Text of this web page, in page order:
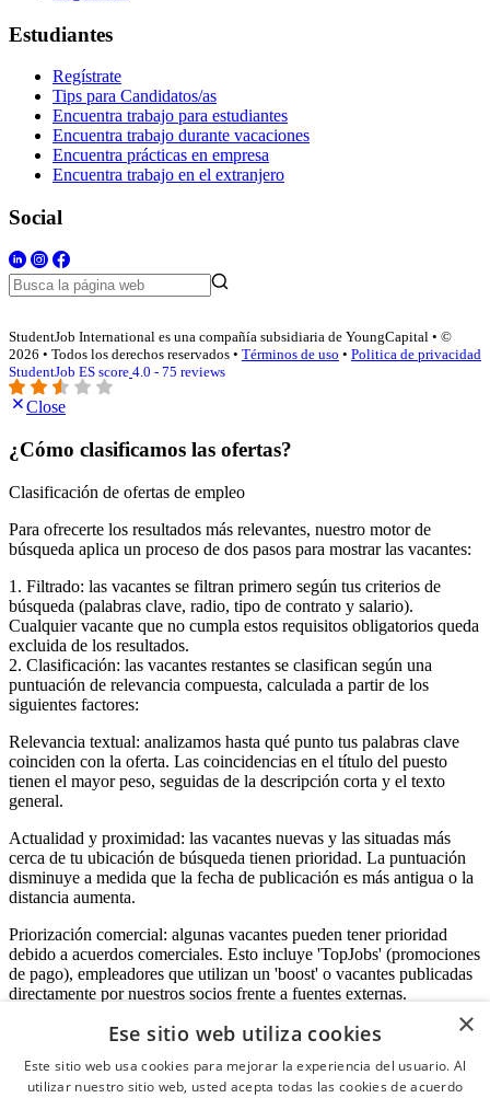
Estudiantes
Regístrate
Tips para Candidatos/as
Encuentra trabajo para estudiantes
Encuentra trabajo durante vacaciones
Encuentra prácticas en empresa
Encuentra trabajo en el extranjero
Social
StudentJob International es una compañía subsidiaria de YoungCapital • ©
2026 • Todos los derechos reservados • Términos de uso • Politica de privacidad
StudentJob ES score 4.0 - 75 reviews
Close
¿Cómo clasificamos las ofertas?
Clasificación de ofertas de empleo
Para ofrecerte los resultados más relevantes, nuestro motor de
búsqueda aplica un proceso de dos pasos para mostrar las vacantes:
1. Filtrado: las vacantes se filtran primero según tus criterios de
búsqueda (palabras clave, radio, tipo de contrato y salario).
Cualquier vacante que no cumpla estos requisitos obligatorios queda
excluida de los resultados.
2. Clasificación: las vacantes restantes se clasifican según una
puntuación de relevancia compuesta, calculada a partir de los
siguientes factores:
Relevancia textual: analizamos hasta qué punto tus palabras clave
coinciden con la oferta. Las coincidencias en el título del puesto
tienen el mayor peso, seguidas de la descripción corta y el texto
general.
Actualidad y proximidad: las vacantes nuevas y las situadas más
cerca de tu ubicación de búsqueda tienen prioridad. La puntuación
disminuye a medida que la fecha de publicación es más antigua o la
distancia aumenta.
Priorización comercial: algunas vacantes pueden tener prioridad
debido a acuerdos comerciales. Esto incluye 'TopJobs' (promociones
de pago), empleadores que utilizan un 'boost' o vacantes publicadas
directamente por nuestros socios frente a fuentes externas.
Acceso empresas
×
Ese sitio web utiliza cookies
Este sitio web usa cookies para mejorar la experiencia del usuario. Al
utilizar nuestro sitio web, usted acepta todas las cookies de acuerdo